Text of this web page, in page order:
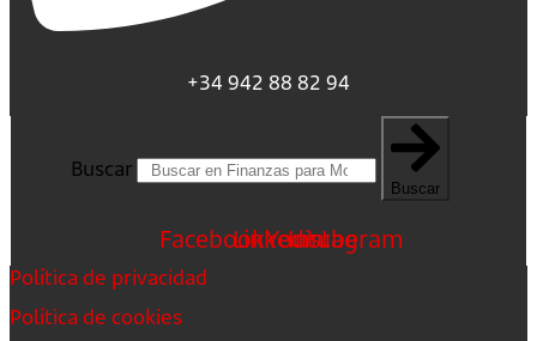
+34 942 88 82 94
Buscar
Buscar
FacebookLinkedin
Youtube
Instagram
Política de privacidad
Política de cookies